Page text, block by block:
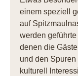
einem speziell
auf
werden
denen die
und den
kulturell